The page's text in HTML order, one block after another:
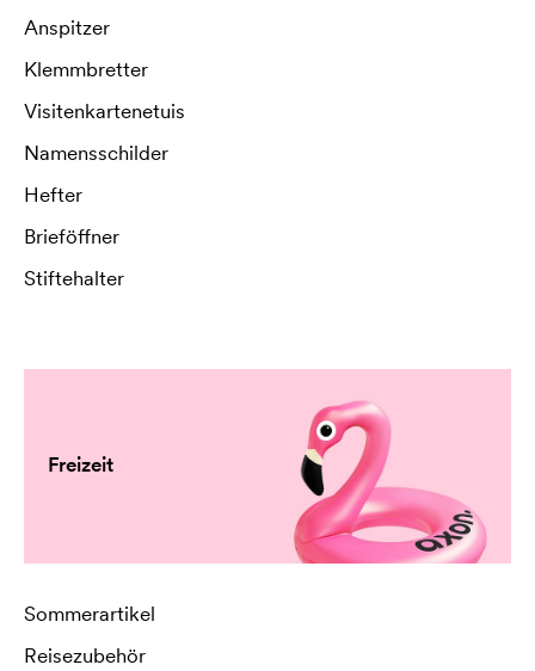
Anspitzer
Klemmbretter
Visitenkartenetuis
Namensschilder
Hefter
Brieföffner
Stiftehalter
Freizeit
Sommerartikel
Reisezubehör